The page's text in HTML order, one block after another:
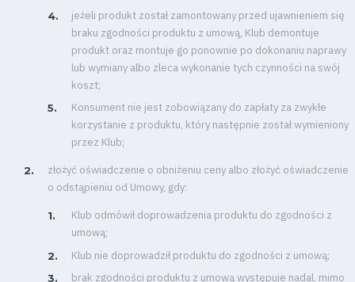
jeżeli produkt został zamontowany przed ujawnieniem się
braku zgodności produktu z umową, Klub demontuje
produkt oraz montuje go ponownie po dokonaniu naprawy
lub wymiany albo zleca wykonanie tych czynności na swój
koszt;
Konsument nie jest zobowiązany do zapłaty za zwykłe
korzystanie z produktu, który następnie został wymieniony
przez Klub;
złożyć oświadczenie o obniżeniu ceny albo złożyć oświadczenie
o odstąpieniu od Umowy, gdy:
Klub odmówił doprowadzenia produktu do zgodności z
umową;
Klub nie doprowadził produktu do zgodności z umową;
brak zgodności produktu z umową występuje nadal, mimo